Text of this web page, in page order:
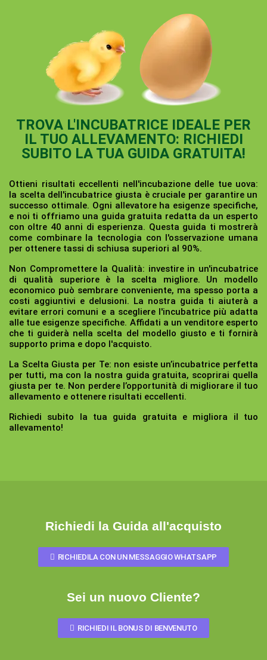
TROVA L'INCUBATRICE IDEALE PER
IL TUO ALLEVAMENTO: RICHIEDI
SUBITO LA TUA GUIDA GRATUITA!
Ottieni risultati eccellenti nell'incubazione delle tue uova:
la scelta dell'incubatrice giusta è cruciale per garantire un
successo ottimale. Ogni allevatore ha esigenze specifiche,
e noi ti offriamo una guida gratuita redatta da un esperto
con oltre 40 anni di esperienza. Questa guida ti mostrerà
come combinare la tecnologia con l'osservazione umana
per ottenere tassi di schiusa superiori al 90%.
Non Compromettere la Qualità: investire in un'incubatrice
di qualità superiore è la scelta migliore. Un modello
economico può sembrare conveniente, ma spesso porta a
costi aggiuntivi e delusioni. La nostra guida ti aiuterà a
evitare errori comuni e a scegliere l'incubatrice più adatta
alle tue esigenze specifiche. Affidati a un venditore esperto
che ti guiderà nella scelta del modello giusto e ti fornirà
supporto prima e dopo l'acquisto.
La Scelta Giusta per Te: non esiste un’incubatrice perfetta
per tutti, ma con la nostra guida gratuita, scoprirai quella
giusta per te. Non perdere l’opportunità di migliorare il tuo
allevamento e ottenere risultati eccellenti.
Richiedi subito la tua guida gratuita e migliora il tuo
allevamento!
Richiedi la Guida all'acquisto
RICHIEDILA CON UN MESSAGGIO WHATSAPP
Sei un nuovo Cliente?
RICHIEDI IL BONUS DI BENVENUTO